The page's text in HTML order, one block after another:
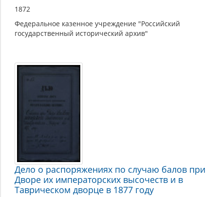
1872
Федеральное казенное учреждение "Российский
государственный исторический архив"
Дело о распоряжениях по случаю балов при
Дворе их императорских высочеств и в
Таврическом дворце в 1877 году